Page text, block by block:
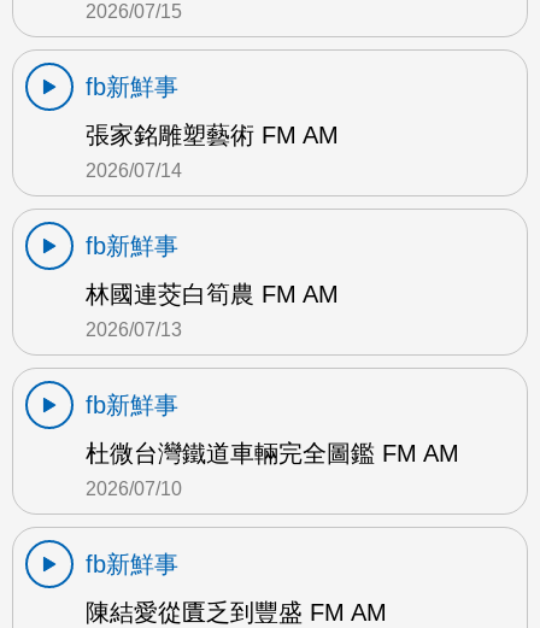
2026/07/15
fb新鮮事
張家銘雕塑藝術 FM AM
2026/07/14
fb新鮮事
林國連茭白筍農 FM AM
2026/07/13
fb新鮮事
杜微台灣鐵道車輛完全圖鑑 FM AM
2026/07/10
fb新鮮事
陳結愛從匱乏到豐盛 FM AM